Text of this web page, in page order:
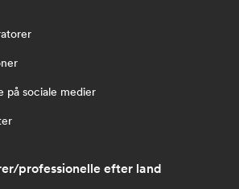
på sociale medier
professionelle efter land